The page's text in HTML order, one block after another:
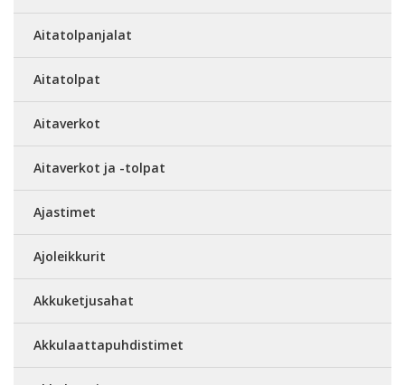
Aitatolpanjalat
Aitatolpat
Aitaverkot
Aitaverkot ja -tolpat
Ajastimet
Ajoleikkurit
Akkuketjusahat
Akkulaattapuhdistimet